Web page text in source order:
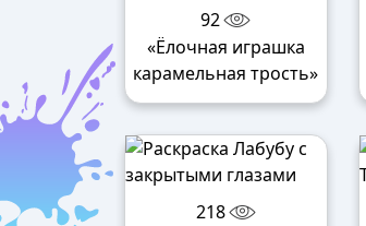
92
«Ёлочная играшка
карамельная трость»
218